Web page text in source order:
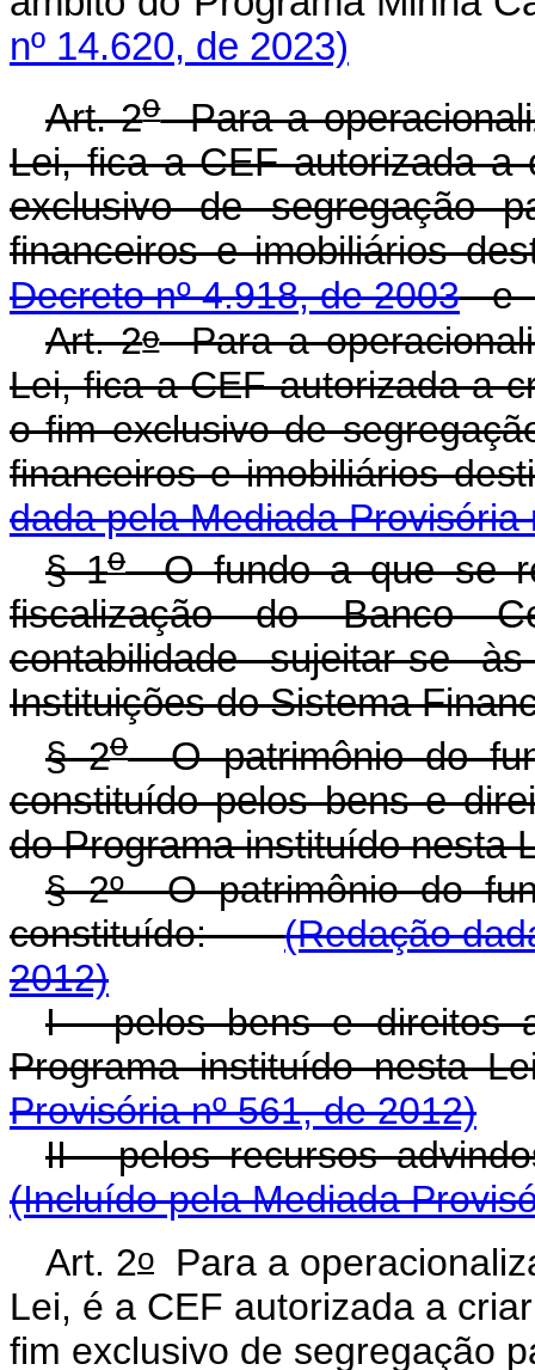
nº 14.620, de 2023)
Art. 2oPara a
Lei, fica a CEF autorizada a
exclusivo de segregação
financeiros e
Decreto nº 4.918, de 2003e
Art. 2oPara a
Lei, fica a CEF autorizada a
o fim exclusivo de
financeiros e imobiliários
dada pela Mediada Provisória
§ 1oO fundo a que se
fiscalização do Banco
contabilidade sujeitar-se
Instituições do Sistema
§ 2oO patrimônio do
constituído pelos bens e
do Programa instituído nesta
§ 2º O patrimônio do
constituído:(Redação
2012)
I - pelos bens e direitos
Programa instituído
Provisória nº 561, de 2012)
II - pelos recursos
(Incluído pela Mediada
Art. 2o Para a
Lei, é a CEF autorizada a
fim exclusivo de segregação